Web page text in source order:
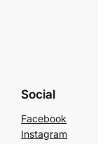
Social
Facebook
Instagram